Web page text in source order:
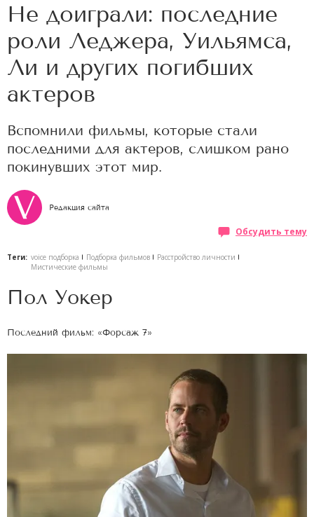
Не доиграли: последние
роли Леджера, Уильямса,
Ли и других погибших
актеров
Вспомнили фильмы, которые стали
последними для актеров, слишком рано
покинувших этот мир.
Редакция сайта
Обсудить тему
Теги: voice подборка Подборка фильмов
Расстройство личности
Мистические фильмы
Пол Уокер
Последний фильм: «Форсаж 7»